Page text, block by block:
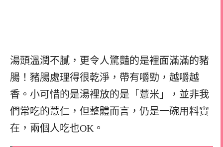
湯頭溫潤不膩，更令人驚豔的是裡面滿滿的豬
腸！豬腸處理得很乾淨，帶有嚼勁，越嚼越
香。小可惜的是湯裡放的是「薏米」，並非我
們常吃的薏仁，但整體而言，仍是一碗用料實
在，兩個人吃也OK。